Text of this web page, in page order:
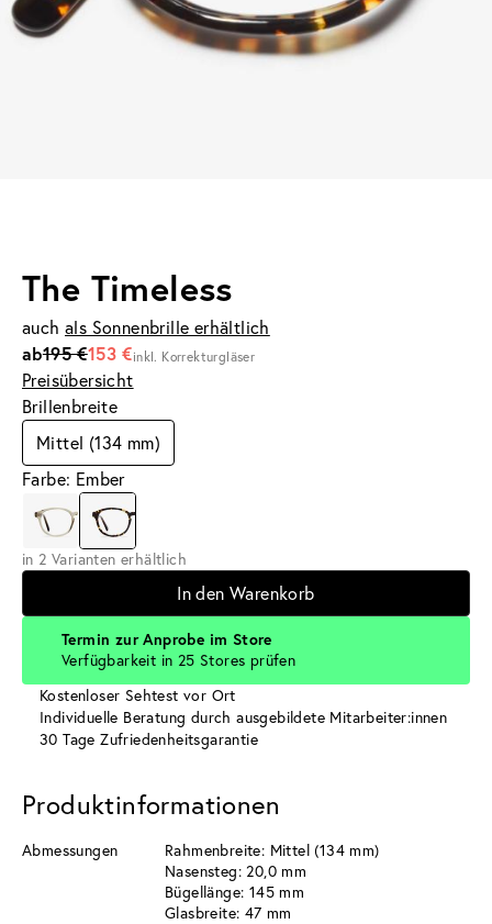
The Timeless
auch als Sonnenbrille erhältlich
ab195 €153 €inkl. Korrekturgläser
Preisübersicht
Brillenbreite
Mittel (134 mm)
Farbe: Ember
in 2 Varianten erhältlich
In den Warenkorb
Termin zur Anprobe im Store
Verfügbarkeit in 25 Stores prüfen
Kostenloser Sehtest vor Ort
Individuelle Beratung durch ausgebildete Mitarbeiter:innen
30 Tage Zufriedenheitsgarantie
Produktinformationen
Abmessungen
Rahmenbreite: Mittel (134 mm)
Nasensteg: 20,0 mm
Bügellänge: 145 mm
Glasbreite: 47 mm